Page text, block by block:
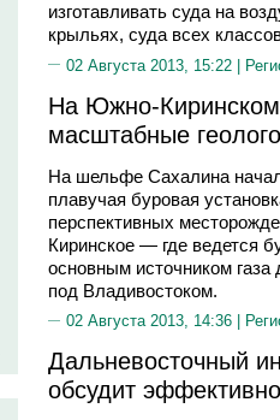
изготавливать суда на
крыльях, суда всех
02 Августа 2013, 15:22 |
На Южно-
масштабные
На шельфе Сахалина
плавучая буровая
перспективных
Киринское — где ведется
основным источником
под Владивостоком.
02 Августа 2013, 14:36 |
Дальневосточный
обсудит